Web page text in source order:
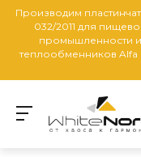
Производим
032/2011 для
промышленности и
теплообменников Alfa